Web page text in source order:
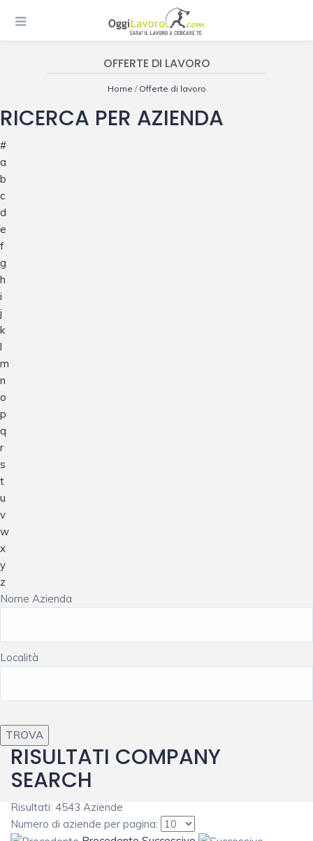
OFFERTE DI LAVORO
Home / Offerte di lavoro
RICERCA PER AZIENDA
#
a
b
c
d
e
f
g
h
i
j
k
l
m
n
o
p
q
r
s
t
u
v
w
x
y
z
Nome Azienda
Località
RISULTATI COMPANY
SEARCH
Risultati: 4543 Aziende
Numero di aziende per pagina: